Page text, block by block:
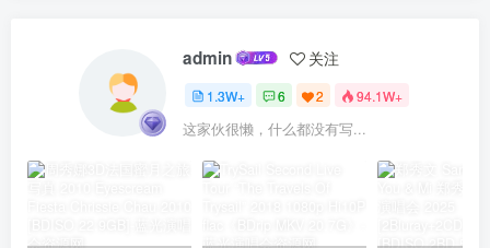
admin 关注
1.3W+ 6 2 94.1W+
这家伙很懒，什么都没有写...